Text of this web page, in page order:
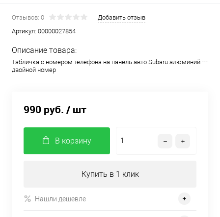
Отзывов: 0
Добавить отзыв
Артикул: 00000027854
Описание товара:
Табличка с номером телефона на панель авто Subaru алюминий ---
двойной номер
990 руб. / шт
В корзину
Купить в 1 клик
Нашли дешевле